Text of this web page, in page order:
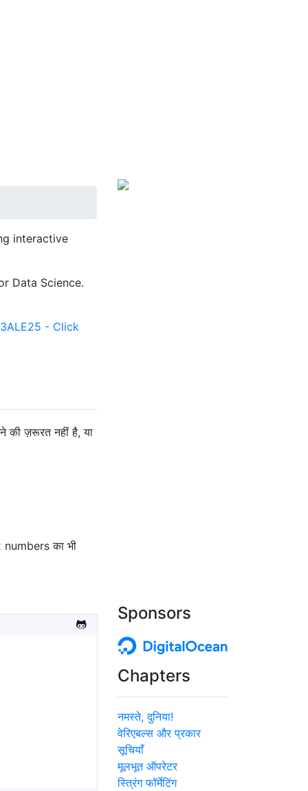
interactive
Data Science.
- Click
की ज़रूरत नहीं है, या
का भी
Sponsors
Chapters
नमस्ते, दुनिया!
वेरिएबल्स और प्रकार
सूचियाँ
मूलभूत ऑपरेटर
स्त्रिंग फॉर्मेटिंग